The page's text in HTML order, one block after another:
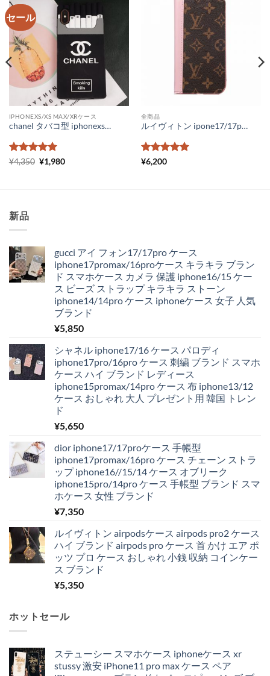
セール
IPHONEXS/XS MAX/XRケース
chanel タバコ型 iphonexsmaxケース ピンク シャネル パロディ iphonexs ケース シリコン 芸能人 アイフォンケース8プラス chanel スマホケース iphone7plus 人気
5段階中5の
¥4,350 元
¥1,980現
全商品
ルイヴィトン ipone17/17promax ケース 手帳型 iphone16/16pro/15/15proケース ヴィトン 風 iphone14pro/14pro max ケース 手帳型 ブランド ルイ ヴィトン iphone13 ケース コピー iPhone13promaxケース モノグラム ダミエ
5段階中
¥6,200
新品
gucci アイ フォン17/17pro ケース
iphone17promax/16proケース キラキラ ブラン
ド スマホケース カメラ 保護 iphone16/15 ケー
ス ビーズ ストラップ キラキラ ストーン
iphone14/14pro ケース iphoneケース 女子 人気
ブランド
¥5,850
シャネル iphone17/16 ケース パロディ
iphone17pro/16pro ケース 刺繍 ブランド スマホ
ケース ハイ ブランド レディース
iphone15promax/14pro ケース 布 iphone13/12
ケース おしゃれ 大人 プレゼント用 韓国 トレン
ド
¥5,650
dior iphone17/17proケース 手帳型
iphone17promax/16pro ケース チェーン ストラ
ップ iphone16//15/14 ケース オブリーク
iphone15pro/14pro ケース 手帳型 ブランド スマ
ホケース 女性 ブランド
¥7,350
ルイヴィトン airpodsケース airpods pro2 ケース
ハイ ブランド airpods pro ケース 首 かけ エア ポ
ッツ プロ ケース おしゃれ 小銭 収納 コインケー
ス ブランド
¥5,350
ホットセール
ステューシー スマホケース iphoneケース xr
stussy 激安 iPhone11 pro max ケース ペア